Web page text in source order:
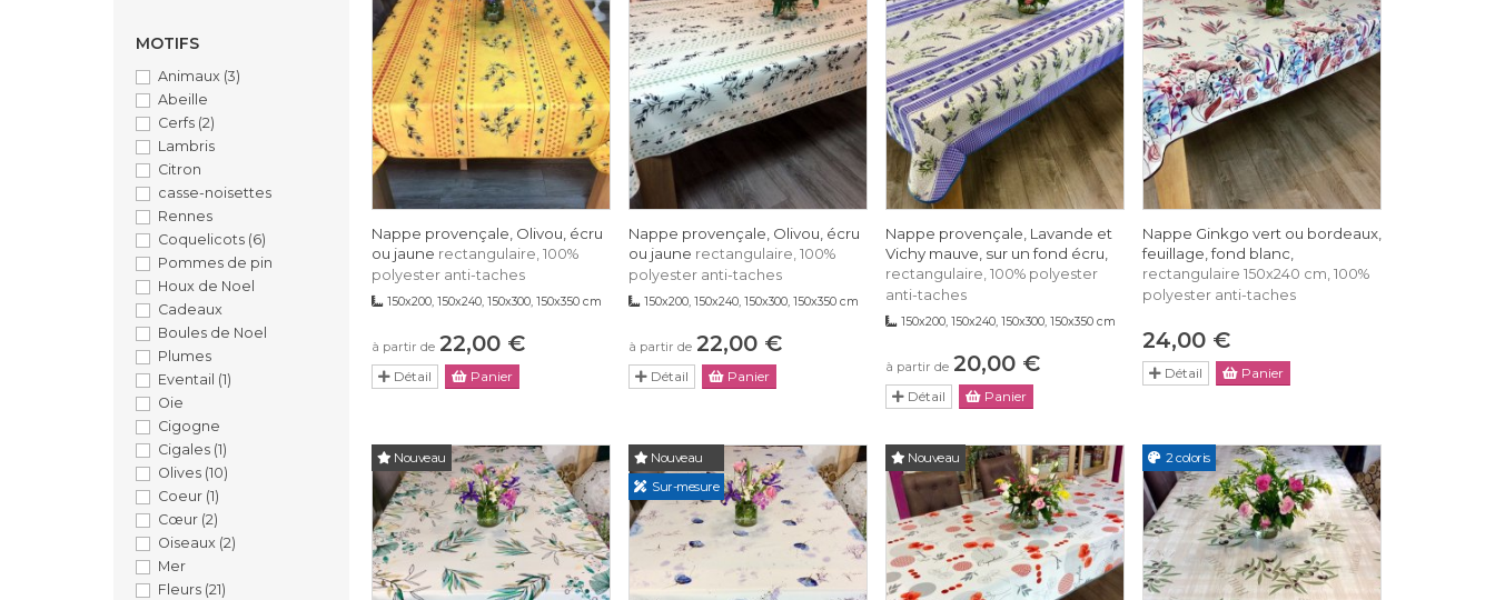
Nappe provençale, Olivou, écru
ou jaune rectangulaire, 100%
polyester anti-taches
150x200, 150x240, 150x300, 150x350 cm
à partir de 22,00 €
Détail Panier
Nappe provençale, Olivou, écru
ou jaune rectangulaire, 100%
polyester anti-taches
150x200, 150x240, 150x300, 150x350 cm
à partir de 22,00 €
Détail Panier
Nappe provençale, Lavande et
Vichy mauve, sur un fond écru,
rectangulaire, 100% polyester
anti-taches
150x200, 150x240, 150x300, 150x350 cm
à partir de 20,00 €
Détail Panier
Nappe Ginkgo vert ou bordeaux,
feuillage, fond blanc,
rectangulaire 150x240 cm, 100%
polyester anti-taches
24,00 €
Détail Panier
Nouveau
Nouveau
Sur-mesure
Nouveau 2 coloris
MOTIFS
Animaux (3)
Abeille
Cerfs (2)
Lambris
Citron
casse-noisettes
Rennes
Coquelicots (6)
Pommes de pin
Houx de Noel
Cadeaux
Boules de Noel
Plumes
Eventail (1)
Oie
Cigogne
Cigales (1)
Olives (10)
Coeur (1)
Cœur (2)
Oiseaux (2)
Mer
Fleurs (21)